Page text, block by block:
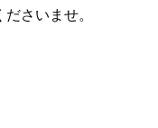
さいませ。